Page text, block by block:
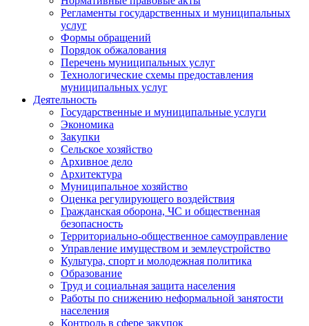
Регламенты государственных и муниципальных
услуг
Формы обращений
Порядок обжалования
Перечень муниципальных услуг
Технологические схемы предоставления
муниципальных услуг
Деятельность
Государственные и муниципальные услуги
Экономика
Закупки
Сельское хозяйство
Архивное дело
Архитектура
Муниципальное хозяйство
Оценка регулирующего воздействия
Гражданская оборона, ЧС и общественная
безопасность
Территориально-общественное самоуправление
Управление имуществом и землеустройство
Культура, спорт и молодежная политика
Образование
Труд и социальная защита населения
Работы по снижению неформальной занятости
населения
Контроль в сфере закупок